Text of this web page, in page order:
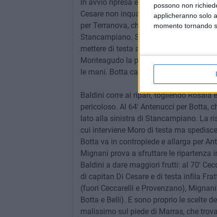
possono non
applicheranno solo
momento tornando
In avvio ripresa è ancora il Bari a farsi
Cesare non inquadrano la porta etnea.
per Terranova, che in acrobazia calcia
Stancampiano. Sugli sviluppi del
mettere di testa alle spalle del portiere
Monteagudo la passa indietro a
le mani. Botta calcia la punizione a due
Baldini corre ai ripari, togliendo Rosaia
pericoloso. Al 64' Antenucci per Botta,
lato alla sinistra di Stancampiano. La
cui interviene Moro di testa ma
Botta va in contropiede e allarga per
Mignani prova a sfruttare le ripartenza
Baldini a dare maggiori frutti: al 70'
di capitan Di Cesare e di testa infila
(fuori Ceccarelli e Provenzano),
Botta e Belli). E sono proprio le scelte
malissimo sul piede di Marras, che